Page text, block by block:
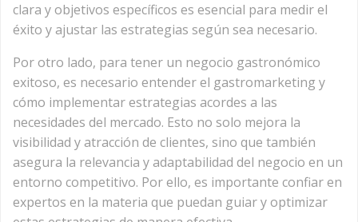
clara y objetivos específicos es esencial para medir el
éxito y ajustar las estrategias según sea necesario.
Por otro lado, para tener un negocio gastronómico
exitoso, es necesario entender el gastromarketing y
cómo implementar estrategias acordes a las
necesidades del mercado. Esto no solo mejora la
visibilidad y atracción de clientes, sino que también
asegura la relevancia y adaptabilidad del negocio en un
entorno competitivo. Por ello, es importante confiar en
expertos en la materia que puedan guiar y optimizar